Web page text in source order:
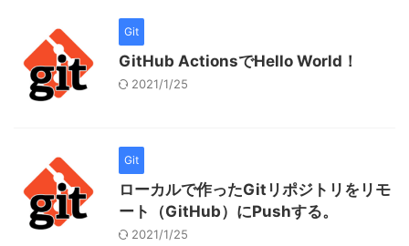
Git
GitHub ActionsでHello World！
2021/1/25
Git
ローカルで作ったGitリポジトリをリモ
ート（GitHub）にPushする。
2021/1/25